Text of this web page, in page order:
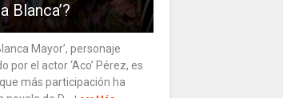
Blanca’?
Mayor’, personaje
por el actor ‘Aco’ Pérez, es
más participación ha